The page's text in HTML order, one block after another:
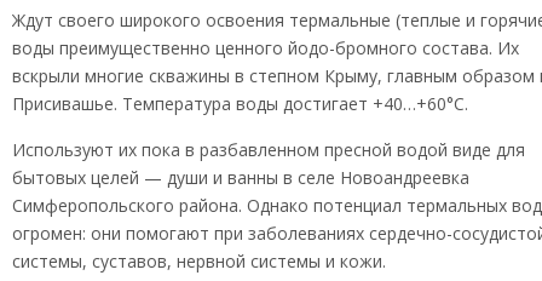
Ждут своего широкого освоения термальные (теплые и
воды преимущественно ценного йодо-бромного состава. Их
вскрыли многие скважины в степном Крыму, главным образом
Присивашье. Температура воды достигает +40…+60°C.
Используют их пока в разбавленном пресной водой виде для
бытовых целей — души и ванны в селе Новоандреевка
Симферопольского района. Однако потенциал термальных вод
огромен: они помогают при заболеваниях сердечно-
системы, суставов, нервной системы и кожи.